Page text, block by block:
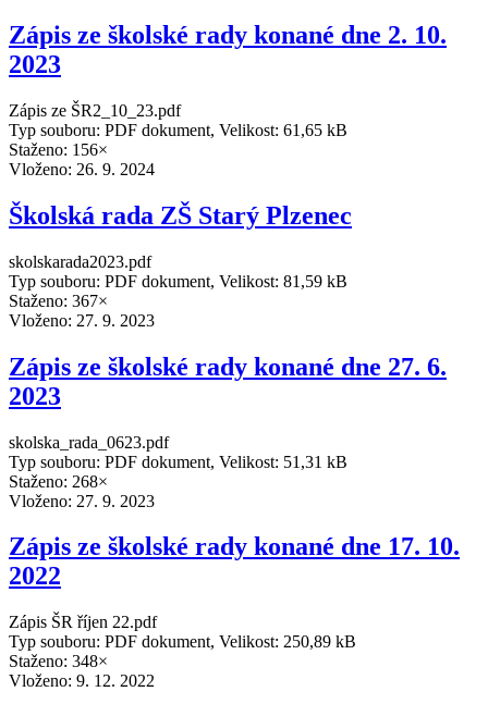
Zápis ze školské rady konané dne 2. 10.
2023
Zápis ze ŠR2_10_23.pdf
Typ souboru: PDF dokument, Velikost: 61,65 kB
Staženo: 156×
Vloženo: 26. 9. 2024
Školská rada ZŠ Starý Plzenec
skolskarada2023.pdf
Typ souboru: PDF dokument, Velikost: 81,59 kB
Staženo: 367×
Vloženo: 27. 9. 2023
Zápis ze školské rady konané dne 27. 6.
2023
skolska_rada_0623.pdf
Typ souboru: PDF dokument, Velikost: 51,31 kB
Staženo: 268×
Vloženo: 27. 9. 2023
Zápis ze školské rady konané dne 17. 10.
2022
Zápis ŠR říjen 22.pdf
Typ souboru: PDF dokument, Velikost: 250,89 kB
Staženo: 348×
Vloženo: 9. 12. 2022